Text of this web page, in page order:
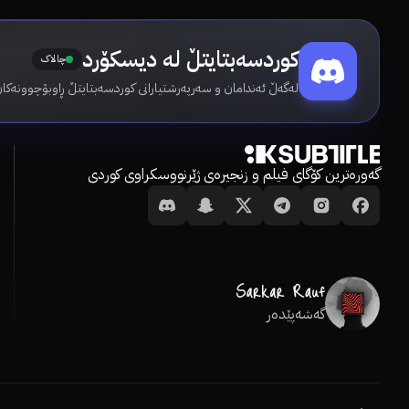
کوردسەبتایتڵ لە دیسکۆرد چالاک
لەگەڵ ئەندامان و سەرپەرشتیارانی کوردسەبتایتڵ
گەورەترین کۆگای فیلم و زنجیرەی ژێرنووسکراوی کوردی
گەشەپێدەر